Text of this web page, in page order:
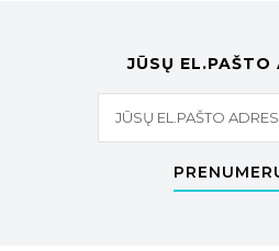
JŪSŲ EL.PAŠTO